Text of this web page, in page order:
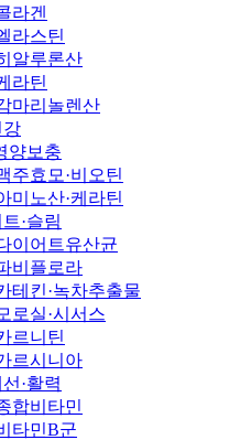
라겐
라스틴
알루론산
라틴
마리놀렌산
강
양보충
주효모·비오틴
미노산·케라틴
·슬림
이어트유산균
비플로라
테킨·녹차추출물
로실·시서스
르니틴
르시니아
·활력
합비타민
타민B군